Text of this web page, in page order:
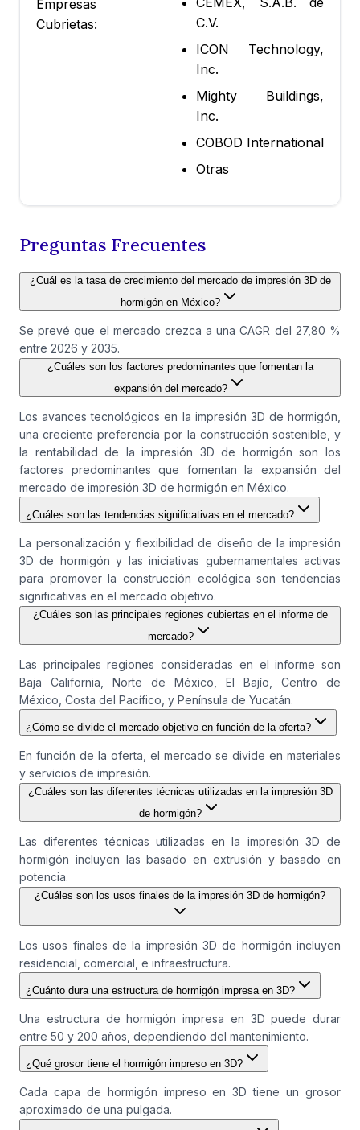
Empresas
Cubrietas:
C.V.
ICON Technology,
Inc.
Mighty Buildings,
Inc.
COBOD International
Otras
Preguntas Frecuentes
¿Cuál es la tasa de crecimiento del mercado de impresión 3D de
hormigón en México?
Se prevé que el mercado crezca a una CAGR del 27,80 %
entre 2026 y 2035.
¿Cuáles son los factores predominantes que fomentan la
expansión del mercado?
Los avances tecnológicos en la impresión 3D de hormigón,
una creciente preferencia por la construcción sostenible, y
la rentabilidad de la impresión 3D de hormigón son los
factores predominantes que fomentan la expansión del
mercado de impresión 3D de hormigón en México.
¿Cuáles son las tendencias significativas en el mercado?
La personalización y flexibilidad de diseño de la impresión
3D de hormigón y las iniciativas gubernamentales activas
para promover la construcción ecológica son tendencias
significativas en el mercado objetivo.
¿Cuáles son las principales regiones cubiertas en el informe de
mercado?
Las principales regiones consideradas en el informe son
Baja California, Norte de México, El Bajío, Centro de
México, Costa del Pacífico, y Península de Yucatán.
¿Cómo se divide el mercado objetivo en función de la oferta?
En función de la oferta, el mercado se divide en materiales
y servicios de impresión.
¿Cuáles son las diferentes técnicas utilizadas en la impresión 3D
de hormigón?
Las diferentes técnicas utilizadas en la impresión 3D de
hormigón incluyen las basado en extrusión y basado en
potencia.
¿Cuáles son los usos finales de la impresión 3D de hormigón?
Los usos finales de la impresión 3D de hormigón incluyen
residencial, comercial, e infraestructura.
¿Cuánto dura una estructura de hormigón impresa en 3D?
Una estructura de hormigón impresa en 3D puede durar
entre 50 y 200 años, dependiendo del mantenimiento.
¿Qué grosor tiene el hormigón impreso en 3D?
Cada capa de hormigón impreso en 3D tiene un grosor
aproximado de una pulgada.